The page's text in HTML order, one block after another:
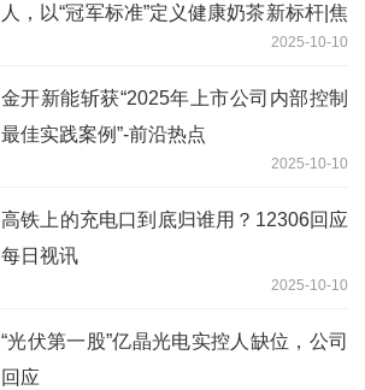
人，以“冠军标准”定义健康奶茶新标杆|焦
2025-10-10
金开新能斩获“2025年上市公司内部控制
最佳实践案例”-前沿热点
2025-10-10
高铁上的充电口到底归谁用？12306回应
每日视讯
2025-10-10
“光伏第一股”亿晶光电实控人缺位，公司
回应